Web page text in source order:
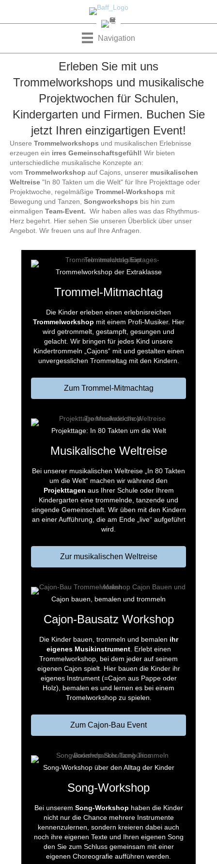
Navigation
Erleben Sie mit uns
Trommelworkshops und musikalische
Projektwochen für Schulen,
Kindergarten und Firmen. Buchen Sie
jetzt Ihren einzigartigen Event!
Unsere Trommelworkshops und musikalischen Erlebnisse
erzeugen ein irres Gemeinschaftsgefühl! Wir bieten
unterschiedliche musikalische Konzepte an:
vom Trommelworkshop auf Cajons, unserer musikalischen
Weltreise "In 80 Takten um die Welt" für Ihre Projekttage oder
Projektwoche, regelmäßige Trommel-Workshops mit
Bewegung und Tanzen, Songworkshops bis hin zum
einmaligen Team-Event. Wir haben alles was das Rhythmus-
Herz begehrt. Hier sehen Sie unseren Überblick über unser
Angebot. Wir freuen uns auf Ihre Anfragen.
Trommelworkshop der Extraklasse
Trommel-Mitmachtag
Die Kinder erleben einen erlebnisreichen
Trommelworkshop mit einem Profi-Musiker. Hier
wird getrommelt, gestampft, gesungen und
gelacht. Wir bringen für jedes Kind unsere
Kindertrommeln „Cajons“ mit und gestalten einen
unvergesslichen Trommeltag mit den Kindern.
Zum Trommel-Mitmachtag
Projekttage: In 80 Takten um die Welt
Musikalische Weltreise
Bei unserer musikalischen Weltreise „In 80 Takten
um die Welt“ machen wir während den
Projekttagen aus Ihrer Schule oder Ihrem
Kindergarten eine trommelnde, tanzende und
singende Gemeinschaft. Wir üben mit den Kindern
an einer Aufführung, die am Ende „live“ aufgeführt
wird.
Zur musikalischen Weltreise
Cajon bauen, bemalen und trommeln
Cajon-Bausatz Workshop
Die Kinder bauen, trommeln und bemalen ihr
eigenes Musikinstrument. Erlebt einen
Trommelworkshop, bei dem jeder auf seinem
eigenen Cajon spielt. Hier bauen die Kinder ihr
eigenes Instrument (=Cajon aus Pappe oder
Holz), bemalen es und lernen es bei einem
Tromelworkshop zu spielen.
Zum Cajon-Bau Event
Song-Workshop über den Alltag der Kinder
Song-Workshop
Bei unserem Song-Workshop haben die Kinder
nicht nur die Chance mehrere Instrumente
kennenzulernen, sondern kreieren dabei auch
noch ihre eigenen Texte und Ihren eigenen Song
den Sie zum Schluss gemeinsam mit einer
eigenen Choreografie aufführen werden.